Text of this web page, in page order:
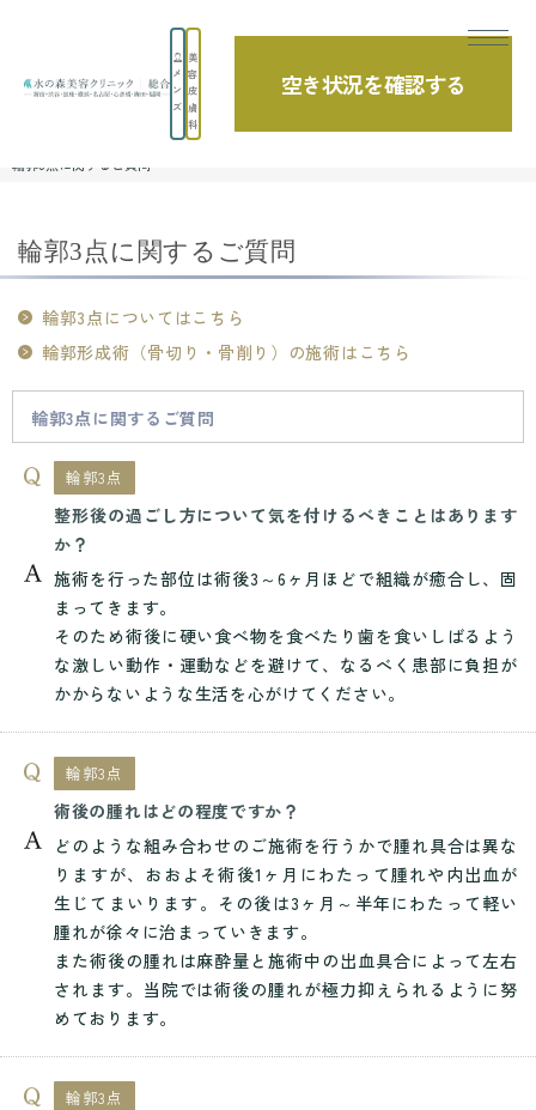
メ
ン
ズ
美
容
皮
膚
科
空き状況を確認する
よくあるご質問
よくあるご質問
輪郭3点に関するご質問
輪郭3点に関するご質問
輪郭3点についてはこちら
輪郭形成術（骨切り・骨削り）の施術はこちら
輪郭3点に関するご質問
輪郭3点
整形後の過ごし方について気を付けるべきことはあります
か？
施術を行った部位は術後3～6ヶ月ほどで組織が癒合し、固
まってきます。
そのため術後に硬い食べ物を食べたり歯を食いしばるよう
な激しい動作・運動などを避けて、なるべく患部に負担が
かからないような生活を心がけてください。
輪郭3点
術後の腫れはどの程度ですか？
どのような組み合わせのご施術を行うかで腫れ具合は異な
りますが、おおよそ術後1ヶ月にわたって腫れや内出血が
生じてまいります。その後は3ヶ月～半年にわたって軽い
腫れが徐々に治まっていきます。
また術後の腫れは麻酔量と施術中の出血具合によって左右
されます。当院では術後の腫れが極力抑えられるように努
めております。
輪郭3点